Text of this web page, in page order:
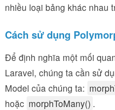
nhiều loại bảng khác nhau
Cách sử dụng
Để định nghĩa một mối
Laravel, chúng ta cần sử
Model của chúng ta:
hoặc morphToMany() .